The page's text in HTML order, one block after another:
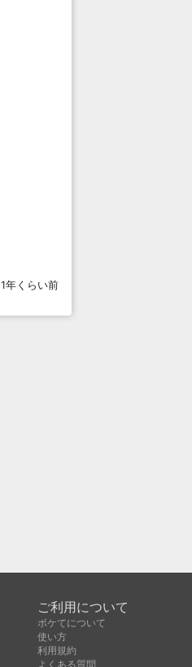
1年くらい前
ご利用について
ボケてについて
使い方
利用規約
よくある質問